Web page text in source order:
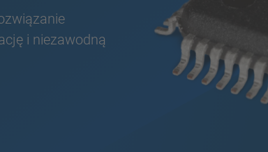
i niezawodną